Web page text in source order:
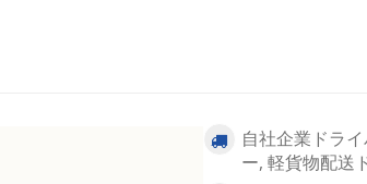
自社企業ドラ
ー, 軽貨物配送